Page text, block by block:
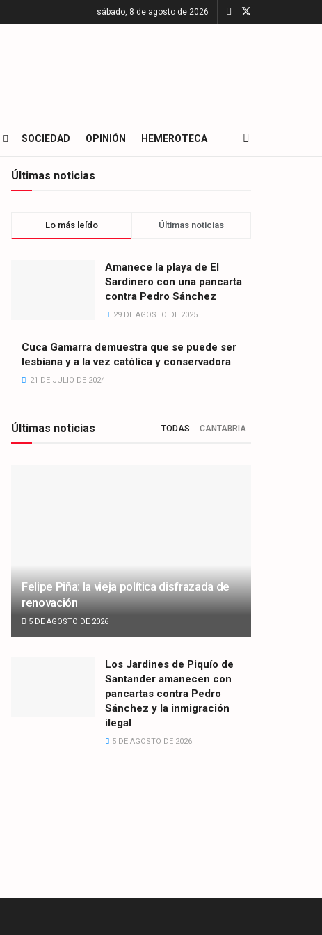
sábado, 8 de agosto de 2026
SOCIEDAD OPINIÓN HEMEROTECA
Últimas noticias
Lo más leído Últimas noticias
Amanece la playa de El
Sardinero con una pancarta
contra Pedro Sánchez
29 DE AGOSTO DE 2025
Cuca Gamarra demuestra que se puede ser
lesbiana y a la vez católica y conservadora
21 DE JULIO DE 2024
Últimas noticias TODAS CANTABRIA
Felipe Piña: la vieja política disfrazada de
renovación
5 DE AGOSTO DE 2026
Los Jardines de Piquío de
Santander amanecen con
pancartas contra Pedro
Sánchez y la inmigración
ilegal
5 DE AGOSTO DE 2026